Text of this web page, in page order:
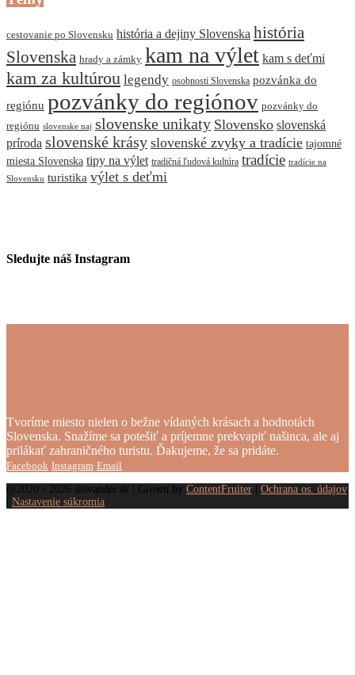
cestovanie po Slovensku história a dejiny Slovenska história
Slovenska hrady a zámky kam na výlet kam s deťmi
kam za kultúrou legendy osobnosti Slovenska pozvánka do
regiónu pozvánky do regiónov pozvánky do
regiónu slovenske naj slovenske unikaty Slovensko slovenská
príroda slovenské krásy slovenské zvyky a tradície tajomné
miesta Slovenska tipy na výlet tradičná ľudová kultúra tradície tradície na
Slovensku turistika výlet s deťmi
Sledujte náš Instagram
Tvoríme miesto nielen o bežne vídaných krásach a hodnotách
Slovenska. Snažíme sa potešiť a príjemne prekvapiť našinca, ale aj
prilákať zahraničného turistu. Ďakujeme, že sa pridáte.
Facebook Instagram Email
@2020 - 2026 slovander.sk | Grown by ContentFruiter | Ochrana os. údajov
| Nastavenie súkromia